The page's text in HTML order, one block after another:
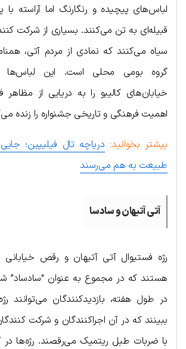
لباس‌های پیچیده و رنگارنگ اما آراسته
قبیله‌ای به تن می‌کنند. بسیاری از شرکت
سیاه می‌کنند که نمادی از مردم آتی،
گروه بومی محلی است. این لباس‌ها
خیابان‌های کالیبو را به دریایی از
اهمیت فرهنگی و تاریخی جشنواره را زنده
بیشتر بخوانید: دریاچه تال فیلیپین؛
طبیعت به هم می‌رسند
آتی آتیهان و سادسا
رژه فستیوال آتی آتیهان و رقص خیابانی
هستند که در مجموع به عنوان “سادساد”
در طول هفته، بازدیدکنندگان می‌توانند
ببینند که در آن اجراکنندگان و شرکت
با ضربات طبل ریتمیک می‌رقصند. رژه‌ها در